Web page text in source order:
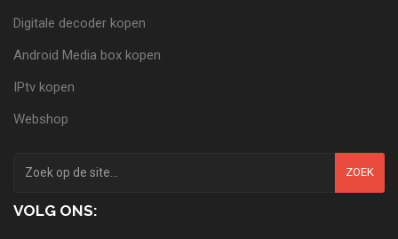
Digitale decoder kopen
Android Media box kopen
IPtv kopen
Webshop
ZOEK
VOLG ONS: